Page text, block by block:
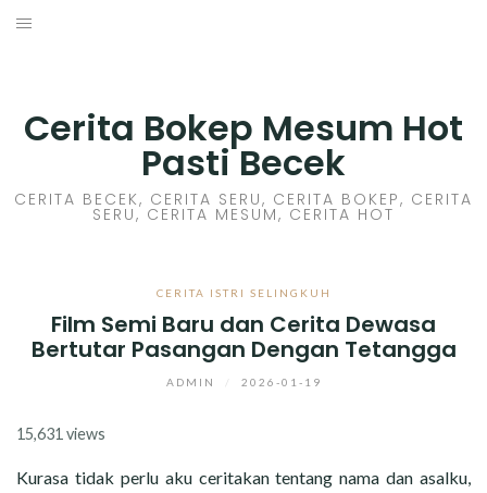
Skip
Cerita Bokep Mesum Hot
Pasti Becek
CERITA BECEK, CERITA SERU, CERITA BOKEP, CERITA
SERU, CERITA MESUM, CERITA HOT
CERITA ISTRI SELINGKUH
Film Semi Baru dan Cerita Dewasa
Bertutar Pasangan Dengan Tetangga
ADMIN 2026-01-19
15,631 views
Kurasa tidak perlu aku ceritakan tentang nama dan asalku,
CERITA SEX HOT
CERITA SKANDAL
CERITA BASAH